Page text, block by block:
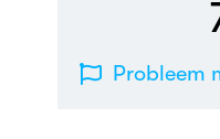
Probleem